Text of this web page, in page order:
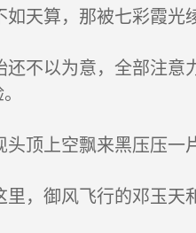
天算，那被七彩霞光
不以为意，全部注意
顶上空飘来黑压压一
，御风飞行的邓玉天